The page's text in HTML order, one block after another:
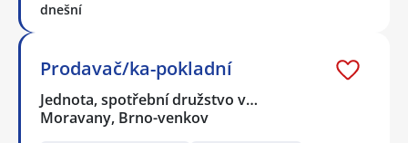
dnešní
Prodavač/ka-pokladní
Jednota, spotřební družstvo v…
Moravany, Brno-venkov